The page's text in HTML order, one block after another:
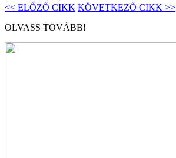
<< ELŐZŐ CIKK KÖVETKEZŐ CIKK >>
OLVASS TOVÁBB!